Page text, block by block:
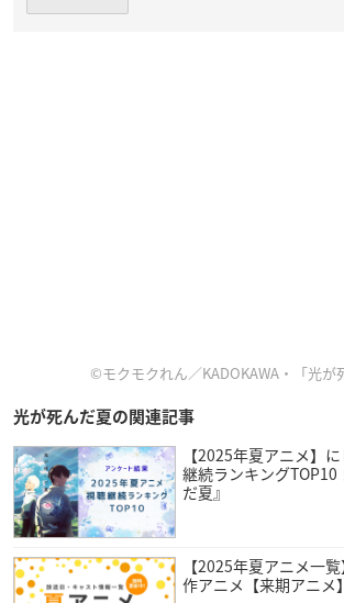
©モクモクれん／KADOKAWA・「光が
光が死んだ夏の関連記事
【2025年夏アニメ】
継続ランキング
だ夏』
【2025年夏アニメ一
作アニメ【来期アニメ】